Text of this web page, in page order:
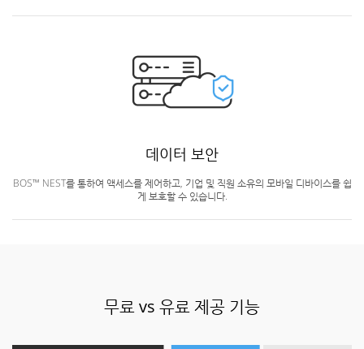
데이터 보안
BOS™ NEST를 통하여 액세스를 제어하고, 기업 및 직원 소유의 모바일 디바이스를 쉽
게 보호할 수 있습니다.
무료 vs 유료 제공 기능